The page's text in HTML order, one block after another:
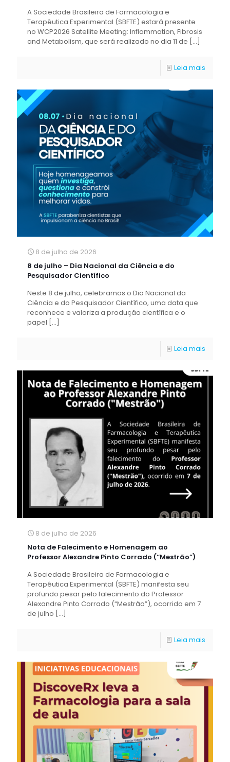
A Sociedade Brasileira de Farmacologia e
Terapêutica Experimental (SBFTE) estará presente
no WCP2026 Satellite Meeting: Inflammation, Fibrosis
and Metabolism, que será realizado no dia 11 de […]
Leia mais
8 de julho de 2026
8 de julho – Dia Nacional da Ciência e do
Pesquisador Científico
Neste 8 de julho, celebramos o Dia Nacional da
Ciência e do Pesquisador Científico, uma data que
reconhece e valoriza a produção científica e o
papel […]
Leia mais
8 de julho de 2026
Nota de Falecimento e Homenagem ao
Professor Alexandre Pinto Corrado (“Mestrão”)
A Sociedade Brasileira de Farmacologia e
Terapêutica Experimental (SBFTE) manifesta seu
profundo pesar pelo falecimento do Professor
Alexandre Pinto Corrado (“Mestrão”), ocorrido em 7
de julho […]
Leia mais